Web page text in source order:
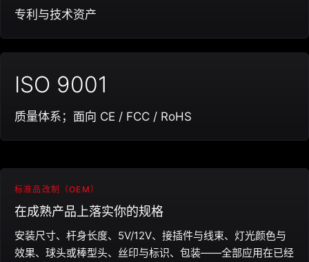
专利与技术资产
ISO 9001
质量体系；面向 CE / FCC / RoHS
标准品改制（OEM）
在成熟产品上落实你的规格
安装尺寸、杆身长度、5V/12V、接插件与线束、灯光颜色与
效果、球头或棒型头、丝印与标识、包装——全部应用在已经